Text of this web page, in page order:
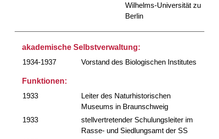
Wilhelms-Universität zu
Berlin
akademische Selbstverwaltung:
1934-1937
Vorstand des Biologischen Institutes
Funktionen:
1933
Leiter des Naturhistorischen
Museums in Braunschweig
1933
stellvertretender Schulungsleiter im
Rasse- und Siedlungsamt der SS